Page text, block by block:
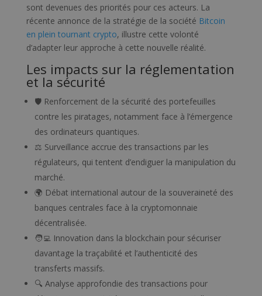
sont devenues des priorités pour ces acteurs. La
récente annonce de la stratégie de la société Bitcoin
en plein tournant crypto, illustre cette volonté
d’adapter leur approche à cette nouvelle réalité.
Les impacts sur la réglementation
et la sécurité
🛡️ Renforcement de la sécurité des portefeuilles
contre les piratages, notamment face à l’émergence
des ordinateurs quantiques.
⚖️ Surveillance accrue des transactions par les
régulateurs, qui tentent d’endiguer la manipulation du
marché.
🌍 Débat international autour de la souveraineté des
banques centrales face à la cryptomonnaie
décentralisée.
🧑‍💻 Innovation dans la blockchain pour sécuriser
davantage la traçabilité et l’authenticité des
transferts massifs.
🔍 Analyse approfondie des transactions pour